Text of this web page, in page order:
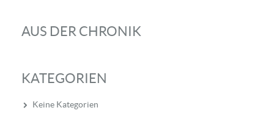
AUS DER CHRONIK
KATEGORIEN
Keine Kategorien